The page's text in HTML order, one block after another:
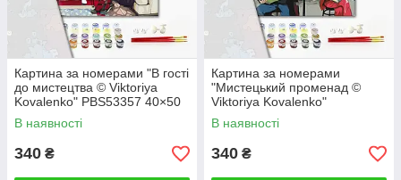
Картина за номерами "В гості
до мистецтва © Viktoriya
Kovalenko" PBS53357 40×50
см
В наявності
340 ₴
Картина за номерами
"Мистецький променад ©
Viktoriya Kovalenko"
PBS53356 40×50 см
В наявності
340 ₴